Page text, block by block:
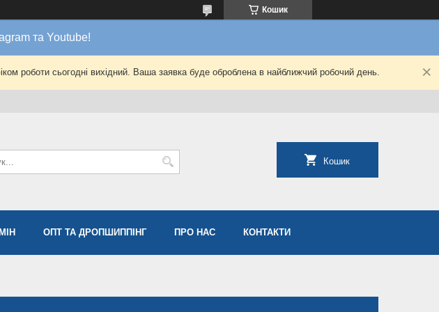
Кошик
та Youtube!
роботи сьогодні вихідний. Ваша заявка буде оброблена в найближчий робочий день.
Кошик
ОПТ ТА ДРОПШИППІНГ ПРО НАС КОНТАКТИ